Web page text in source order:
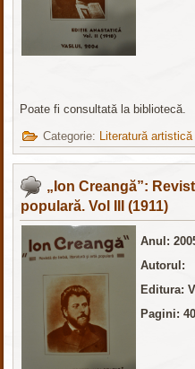
Poate fi consultată la bibliotecă.
Categorie:
Literatură artistică
„Ion Creangă”:
populară. Vol III (1911)
Anul:
Autorul:
Editura:
Pagini: